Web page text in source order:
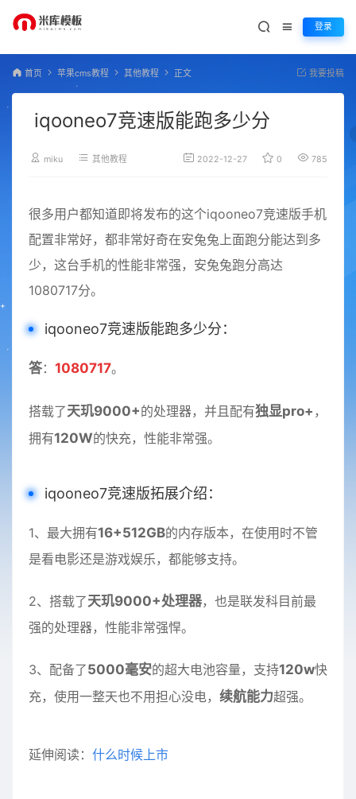
登录
首页 苹果cms教程 其他教程 正文 我要投稿
iqooneo7竞速版能跑多少分
miku 其他教程 2022-12-27 0 785
很多用户都知道即将发布的这个iqooneo7竞速版手机
配置非常好，都非常好奇在安兔兔上面跑分能达到多
少，这台手机的性能非常强，安兔兔跑分高达
1080717分。
iqooneo7竞速版能跑多少分：
答： 1080717。
搭载了天玑9000+的处理器，并且配有独显pro+ ，
拥有120W的快充，性能非常强。
iqooneo7竞速版拓展介绍：
1、最大拥有16+512GB的内存版本，在使用时不管
是看电影还是游戏娱乐，都能够支持。
2、搭载了天玑9000+处理器，也是联发科目前最
强的处理器，性能非常强悍。
3、配备了5000毫安的超大电池容量，支持120w快
充，使用一整天也不用担心没电， 续航能力超强。
延伸阅读： 什么时候上市